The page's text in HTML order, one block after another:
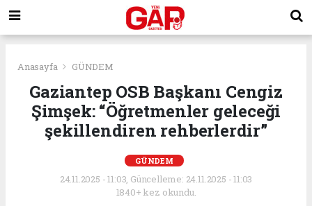
Anasayfa GÜNDEM
Gaziantep OSB Başkanı Cengiz
Şimşek: “Öğretmenler geleceği
şekillendiren rehberlerdir”
GÜNDEM
24.11.2025 - 11:03, Güncelleme: 24.11.2025 - 11:03
1840+ kez okundu.